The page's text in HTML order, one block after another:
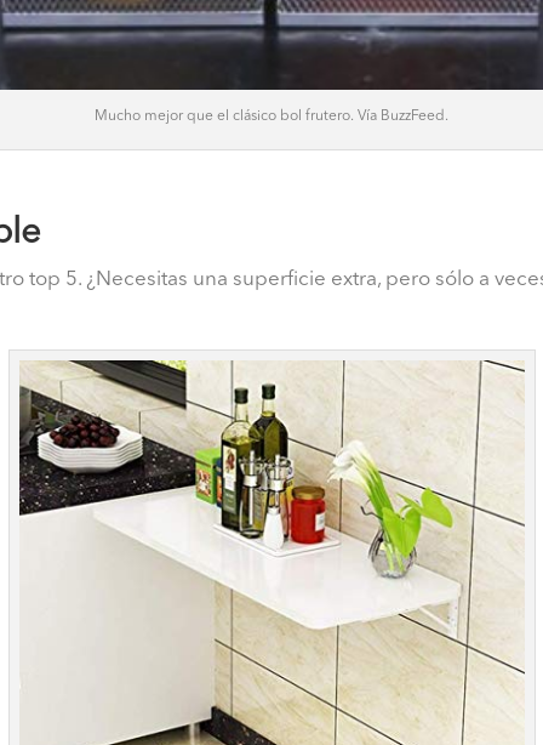
Mucho mejor que el clásico bol frutero. Vía BuzzFeed.
top 5. ¿Necesitas una superficie extra, pero sólo a